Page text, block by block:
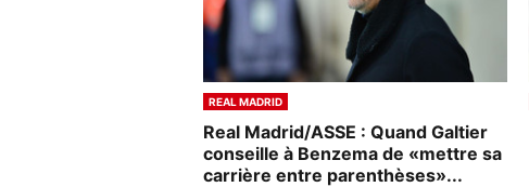
REAL MADRID
Real Madrid/ASSE : Quand Galtier
conseille à Benzema de «mettre sa
carrière entre parenthèses»...